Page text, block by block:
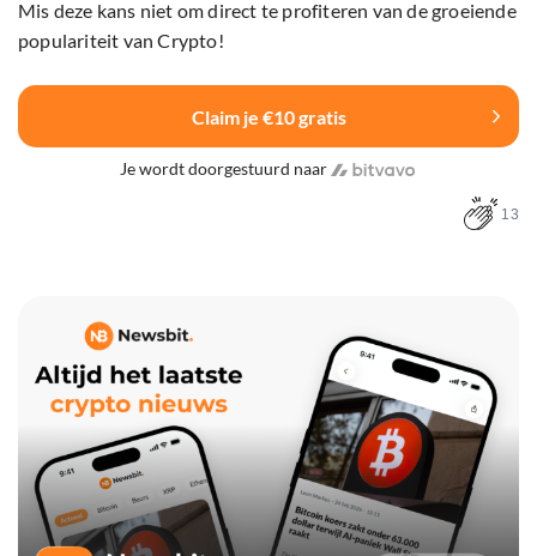
Mis deze kans niet om direct te profiteren van de groeiende
populariteit van Crypto!
Claim je €10 gratis
Je wordt doorgestuurd naar
13